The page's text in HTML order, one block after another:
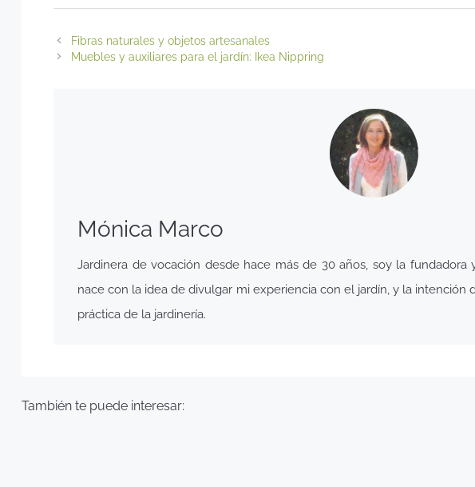
Fibras naturales y objetos artesanales
Muebles y auxiliares para el jardín: Ikea Nippring
Mónica Marco
Jardinera de vocación desde hace más de 30 años, soy la fundadora
nace con la idea de divulgar mi experiencia con el jardín, y la intención
práctica de la jardinería.
También te puede interesar: